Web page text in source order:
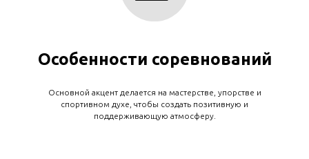
Особенности соревнований
Основной акцент делается на мастерстве, упорстве и
спортивном духе, чтобы создать позитивную и
поддерживающую атмосферу.